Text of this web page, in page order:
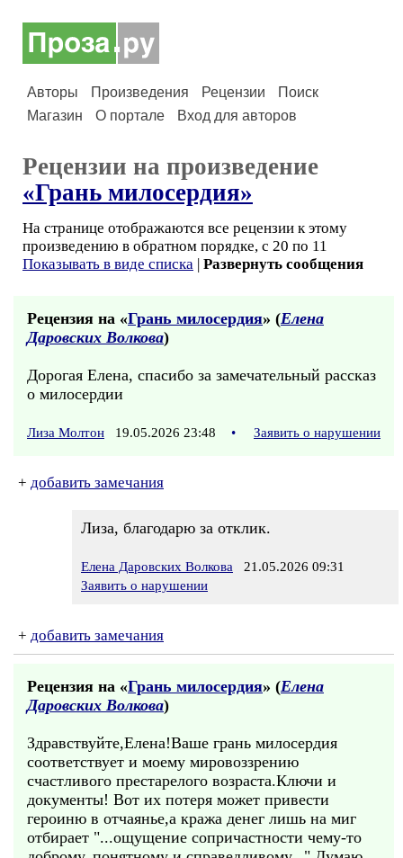
Авторы Произведения Рецензии
Поиск
Магазин
О портале Вход для авторов
Рецензии на произведение
«Грань милосердия»
На странице отображаются все рецензии к этому
произведению в обратном порядке, с 20 по 11
Показывать в виде списка | Развернуть сообщения
Рецензия на «Грань милосердия» (Елена
Даровских Волкова)
Дорогая Елена, спасибо за замечательный рассказ
о милосердии
Лиза Молтон 19.05.2026 23:48 • Заявить о нарушении
+ добавить замечания
Лиза, благодарю за отклик.
Елена Даровских Волкова 21.05.2026 09:31
Заявить о нарушении
+ добавить замечания
Рецензия на «Грань милосердия» (Елена
Даровских Волкова)
Здравствуйте,Елена!Ваше грань милосердия
соответствует и моему мировоззрению
счастливого престарелого возраста.Ключи и
документы! Вот их потеря может привести
героиню в отчаянье,а кража денег лишь на миг
отбирает "...ощущение сопричастности чему-то